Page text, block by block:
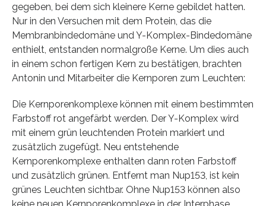
gegeben, bei dem sich kleinere Kerne gebildet hatten.
Nur in den Versuchen mit dem Protein, das die
Membranbindedomäne und Y-Komplex-Bindedomäne
enthielt, entstanden normalgroße Kerne. Um dies auch
in einem schon fertigen Kern zu bestätigen, brachten
Antonin und Mitarbeiter die Kernporen zum Leuchten:
Die Kernporenkomplexe können mit einem bestimmten
Farbstoff rot angefärbt werden. Der Y-Komplex wird
mit einem grün leuchtenden Protein markiert und
zusätzlich zugefügt. Neu entstehende
Kernporenkomplexe enthalten dann roten Farbstoff
und zusätzlich grünen. Entfernt man Nup153, ist kein
grünes Leuchten sichtbar. Ohne Nup153 können also